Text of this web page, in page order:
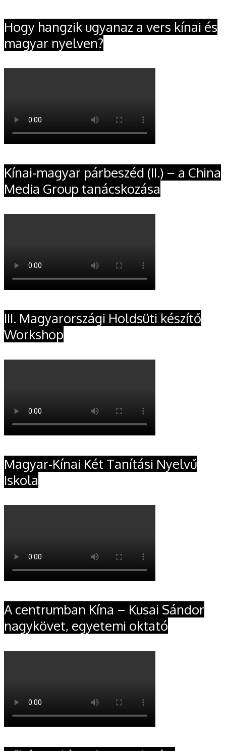
Hogy hangzik ugyanaz a vers kínai és
magyar nyelven?
Kínai-magyar párbeszéd (II.) – a China
Media Group tanácskozása
III. Magyarországi Holdsüti készítő
Workshop
Magyar-Kínai Két Tanítási Nyelvű
Iskola
A centrumban Kína – Kusai Sándor
nagykövet, egyetemi oktató